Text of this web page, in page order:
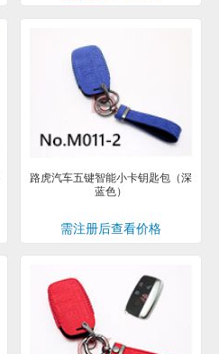
路虎汽车五键智能小卡钥匙包（深
蓝色）
需注册后查看价格